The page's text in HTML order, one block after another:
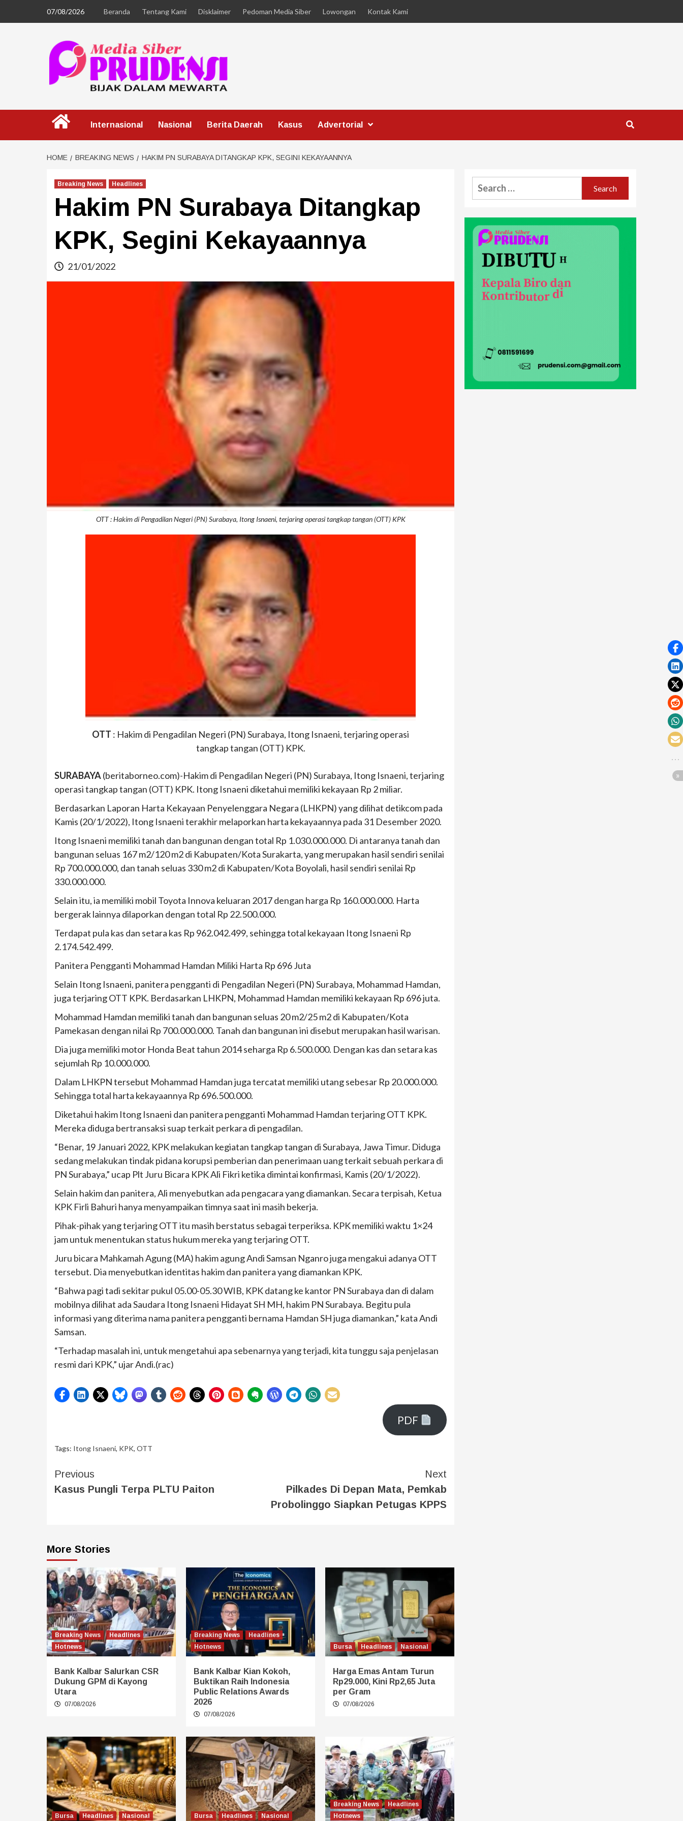
07/08/2026 Beranda Tentang Kami Disklaimer Pedoman Media Siber Lowongan Kontak Kami
Internasional Nasional Berita Daerah Kasus Advertorial
HOME BREAKING NEWS HAKIM PN SURABAYA DITANGKAP KPK, SEGINI KEKAYAANNYA
Breaking News Headlines
Hakim PN Surabaya Ditangkap
KPK, Segini Kekayaannya
21/01/2022
OTT : Hakim di Pengadilan Negeri (PN) Surabaya, Itong Isnaeni, terjaring operasi tangkap tangan (OTT) KPK
OTT : Hakim di Pengadilan Negeri (PN) Surabaya, Itong Isnaeni, terjaring operasi
tangkap tangan (OTT) KPK.
SURABAYA(beritaborneo.com)-Hakim di Pengadilan Negeri (PN) Surabaya, Itong Isnaeni, terjaring
operasi tangkap tangan (OTT) KPK. Itong Isnaeni diketahui memiliki kekayaan Rp 2 miliar.
Berdasarkan Laporan Harta Kekayaan Penyelenggara Negara (LHKPN) yang dilihat detikcom pada
Kamis (20/1/2022), Itong Isnaeni terakhir melaporkan harta kekayaannya pada 31 Desember 2020.
Itong Isnaeni memiliki tanah dan bangunan dengan total Rp 1.030.000.000. Di antaranya tanah dan
bangunan seluas 167 m2/120 m2 di Kabupaten/Kota Surakarta, yang merupakan hasil sendiri senilai
Rp 700.000.000, dan tanah seluas 330 m2 di Kabupaten/Kota Boyolali, hasil sendiri senilai Rp
330.000.000.
Selain itu, ia memiliki mobil Toyota Innova keluaran 2017 dengan harga Rp 160.000.000. Harta
bergerak lainnya dilaporkan dengan total Rp 22.500.000.
Terdapat pula kas dan setara kas Rp 962.042.499, sehingga total kekayaan Itong Isnaeni Rp
2.174.542.499.
Panitera Pengganti Mohammad Hamdan Miliki Harta Rp 696 Juta
Selain Itong Isnaeni, panitera pengganti di Pengadilan Negeri (PN) Surabaya, Mohammad Hamdan,
juga terjaring OTT KPK. Berdasarkan LHKPN, Mohammad Hamdan memiliki kekayaan Rp 696 juta.
Mohammad Hamdan memiliki tanah dan bangunan seluas 20 m2/25 m2 di Kabupaten/Kota
Pamekasan dengan nilai Rp 700.000.000. Tanah dan bangunan ini disebut merupakan hasil warisan.
Dia juga memiliki motor Honda Beat tahun 2014 seharga Rp 6.500.000. Dengan kas dan setara kas
sejumlah Rp 10.000.000.
Dalam LHKPN tersebut Mohammad Hamdan juga tercatat memiliki utang sebesar Rp 20.000.000.
Sehingga total harta kekayaannya Rp 696.500.000.
Diketahui hakim Itong Isnaeni dan panitera pengganti Mohammad Hamdan terjaring OTT KPK.
Mereka diduga bertransaksi suap terkait perkara di pengadilan.
“Benar, 19 Januari 2022, KPK melakukan kegiatan tangkap tangan di Surabaya, Jawa Timur. Diduga
sedang melakukan tindak pidana korupsi pemberian dan penerimaan uang terkait sebuah perkara di
PN Surabaya,” ucap Plt Juru Bicara KPK Ali Fikri ketika dimintai konfirmasi, Kamis (20/1/2022).
Selain hakim dan panitera, Ali menyebutkan ada pengacara yang diamankan. Secara terpisah, Ketua
KPK Firli Bahuri hanya menyampaikan timnya saat ini masih bekerja.
Pihak-pihak yang terjaring OTT itu masih berstatus sebagai terperiksa. KPK memiliki waktu 1×24
jam untuk menentukan status hukum mereka yang terjaring OTT.
Juru bicara Mahkamah Agung (MA) hakim agung Andi Samsan Nganro juga mengakui adanya OTT
tersebut. Dia menyebutkan identitas hakim dan panitera yang diamankan KPK.
“Bahwa pagi tadi sekitar pukul 05.00-05.30 WIB, KPK datang ke kantor PN Surabaya dan di dalam
mobilnya dilihat ada Saudara Itong Isnaeni Hidayat SH MH, hakim PN Surabaya. Begitu pula
informasi yang diterima nama panitera pengganti bernama Hamdan SH juga diamankan,” kata Andi
Samsan.
“Terhadap masalah ini, untuk mengetahui apa sebenarnya yang terjadi, kita tunggu saja penjelasan
resmi dari KPK,” ujar Andi.(rac)
PDF
Tags: Itong Isnaeni, KPK, OTT
Previous
Kasus Pungli Terpa PLTU Paiton
Next
Pilkades Di Depan Mata, Pemkab
Probolinggo Siapkan Petugas KPPS
More Stories
Breaking News
Headlines
Hotnews
Bank Kalbar Salurkan CSR
Dukung GPM di Kayong
Utara
07/08/2026
Breaking News
Headlines
Hotnews
Bank Kalbar Kian Kokoh,
Buktikan Raih Indonesia
Public Relations Awards
2026
07/08/2026
Bursa Headlines Nasional
Harga Emas Antam Turun
Rp29.000, Kini Rp2,65 Juta
per Gram
07/08/2026
Bursa Headlines Nasional Bursa Headlines Nasional
Breaking News
Headlines
Hotnews